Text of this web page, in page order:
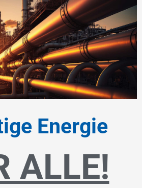
Energie
ALLE!